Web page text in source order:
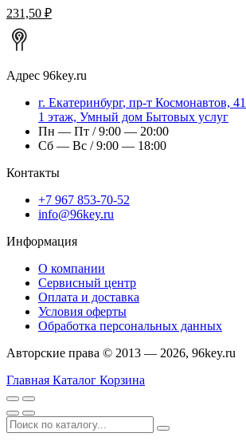
231,50 ₽
Адрес 96key.ru
г. Екатеринбург, пр-т Космонавтов, 41
1 этаж, Умный дом Бытовых услуг
Пн — Пт / 9:00 — 20:00
Сб — Вс / 9:00 — 18:00
Контакты
+7 967 853-70-52
info@96key.ru
Информация
О компании
Сервисный центр
Оплата и доставка
Условия оферты
Обработка персональных данных
Авторские права © 2013 — 2026, 96key.ru
Главная Каталог Корзина